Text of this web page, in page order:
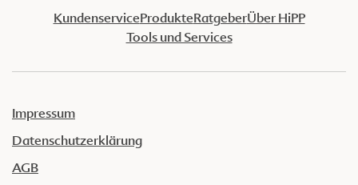
KundenserviceProdukteRatgeberÜber HiPP
Tools und Services
Impressum
Datenschutzerklärung
AGB